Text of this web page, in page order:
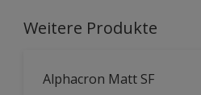
Weitere Produkte
Alphacron Matt SF